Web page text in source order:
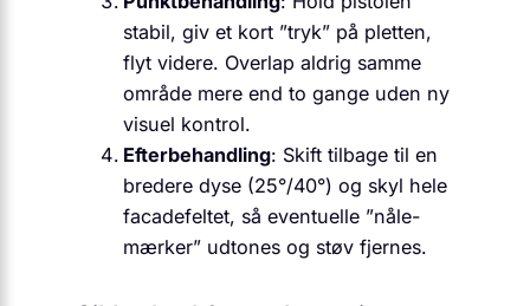
stabil, giv et kort ”tryk” på pletten,
flyt videre. Overlap aldrig samme
område mere end to gange uden ny
visuel kontrol.
Efterbehandling: Skift tilbage til en
bredere dyse (25°/40°) og skyl hele
facadefeltet, så eventuelle ”nåle-
mærker” udtones og støv fjernes.